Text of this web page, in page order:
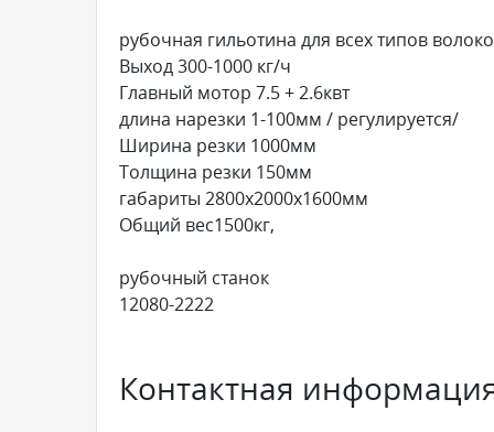
рубочная гильотина для всех типов
Выход 300-1000 кг/ч
Главный мотор 7.5 + 2.6квт
длина нарезки 1-100мм / регулируется/
Ширина резки 1000мм
Толщина резки 150мм
габариты 2800x2000x1600мм
Общий вес1500кг,
рубочный станок
12080-2222
Контактная